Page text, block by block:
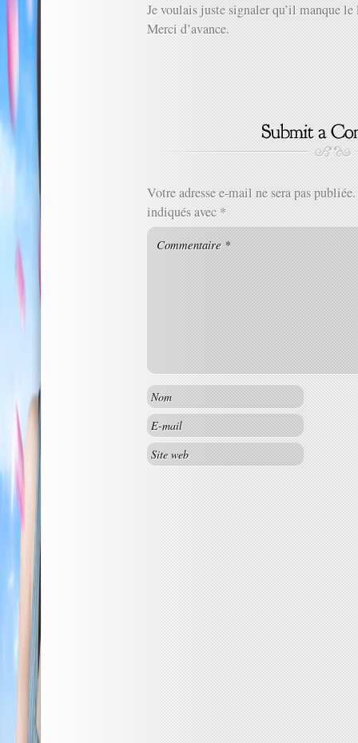
Je voulais juste signaler qu’il manque
Merci d’avance.
Votre adresse e-mail ne sera pas publiée.
indiqués avec *